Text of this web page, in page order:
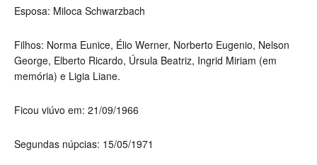
Esposa: Miloca Schwarzbach
Filhos: Norma Eunice, Élio Werner, Norberto Eugenio, Nelson
George, Elberto Ricardo, Úrsula Beatriz, Ingrid Miriam (em
memória) e Ligia Liane.
Ficou viúvo em: 21/09/1966
Segundas núpcias: 15/05/1971